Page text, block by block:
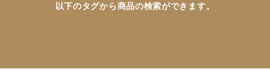
以下のタグから商品の検索ができます。